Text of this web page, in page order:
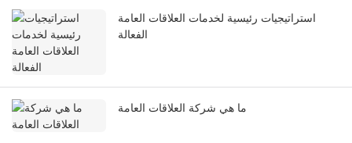
استراتيجيات رئيسية لخدمات العلاقات العامة
الفعالة
ما هي شركة العلاقات العامة